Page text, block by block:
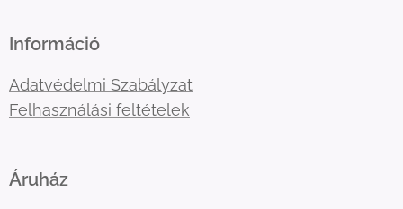
Információ
Adatvédelmi Szabályzat
Felhasználási feltételek
Áruház